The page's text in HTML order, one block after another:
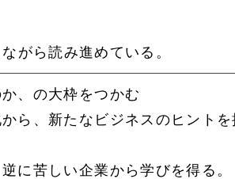
がら読み進めている。
、の大枠をつかむ
ら、新たなビジネスのヒントを
に苦しい企業から学びを得る。